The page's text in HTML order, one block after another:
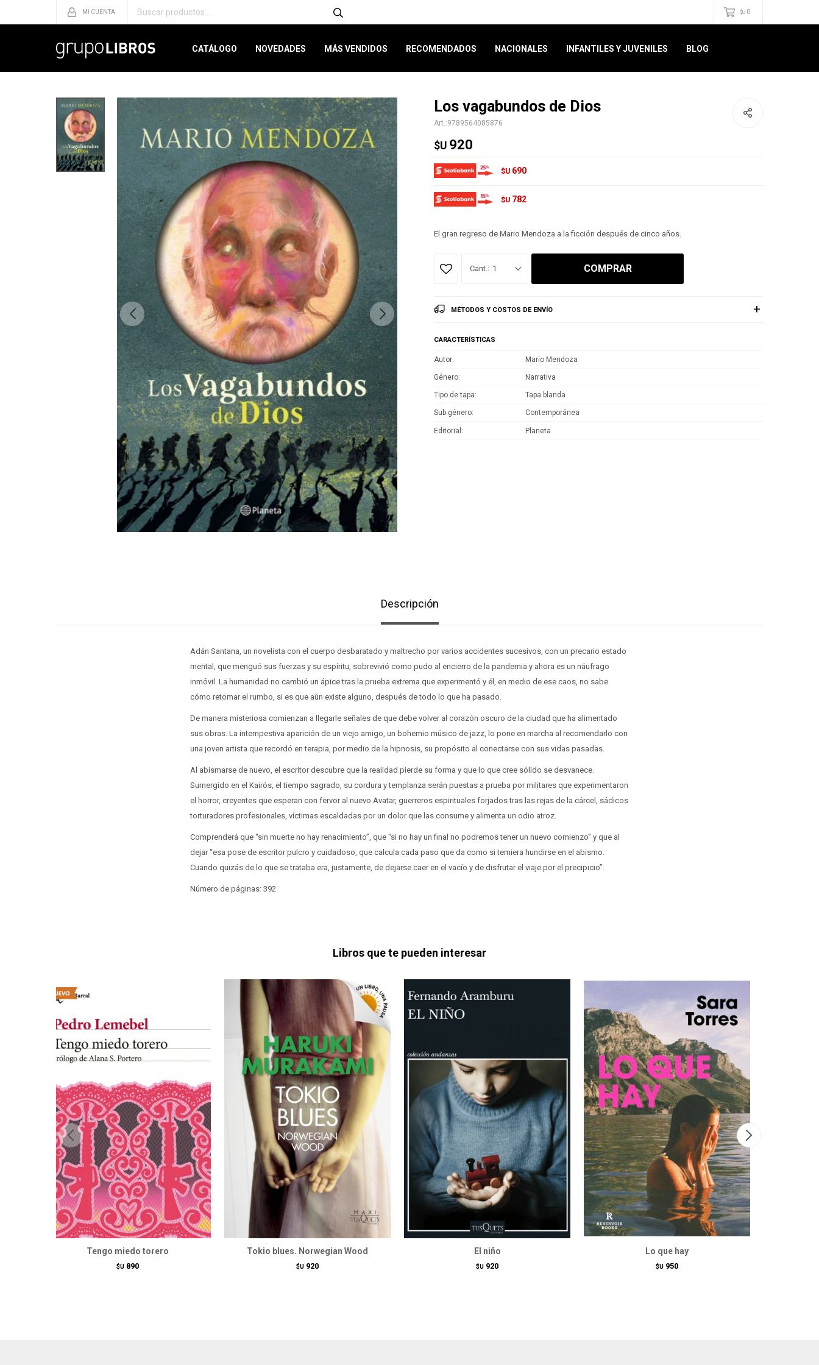
CATÁLOGO NOVEDADES MÁS VENDIDOS RECOMENDADOS NACIONALES INFANTILES Y JUVENILES BLOG
$U 0
Los vagabundos de Dios
9789564085876
$U 920
$U 690
$U 782
El gran regreso de Mario Mendoza a la ficción después de cinco años.
1 COMPRAR
MÉTODOS Y COSTOS DE ENVÍO
CARACTERÍSTICAS
Autor Mario Mendoza
Género Narrativa
Tipo de tapa Tapa blanda
Sub género Contemporánea
Editorial Planeta
Descripción
Adán Santana, un novelista con el cuerpo desbaratado y maltrecho por varios accidentes sucesivos, con un precario estado
mental, que menguó sus fuerzas y su espíritu, sobrevivió como pudo al encierro de la pandemia y ahora es un náufrago
inmóvil. La humanidad no cambió un ápice tras la prueba extrema que experimentó y él, en medio de ese caos, no sabe
cómo retomar el rumbo, si es que aún existe alguno, después de todo lo que ha pasado.
De manera misteriosa comienzan a llegarle señales de que debe volver al corazón oscuro de la ciudad que ha alimentado
sus obras. La intempestiva aparición de un viejo amigo, un bohemio músico de jazz, lo pone en marcha al recomendarlo con
una joven artista que recordó en terapia, por medio de la hipnosis, su propósito al conectarse con sus vidas pasadas.
Al abismarse de nuevo, el escritor descubre que la realidad pierde su forma y que lo que cree sólido se desvanece.
Sumergido en el Kairós, el tiempo sagrado, su cordura y templanza serán puestas a prueba por militares que experimentaron
el horror, creyentes que esperan con fervor al nuevo Avatar, guerreros espirituales forjados tras las rejas de la cárcel, sádicos
torturadores profesionales, víctimas escaldadas por un dolor que las consume y alimenta un odio atroz.
Comprenderá que “sin muerte no hay renacimiento”, que “si no hay un final no podremos tener un nuevo comienzo” y que al
dejar “esa pose de escritor pulcro y cuidadoso, que calcula cada paso que da como si temiera hundirse en el abismo.
Cuando quizás de lo que se trataba era, justamente, de dejarse caer en el vacío y de disfrutar el viaje por el precipicio”.
Número de páginas: 392
Libros que te pueden interesar
Tengo miedo torero
$U 890
Tokio blues. Norwegian Wood
$U 920
El niño
$U 920
Lo que hay
$U 950